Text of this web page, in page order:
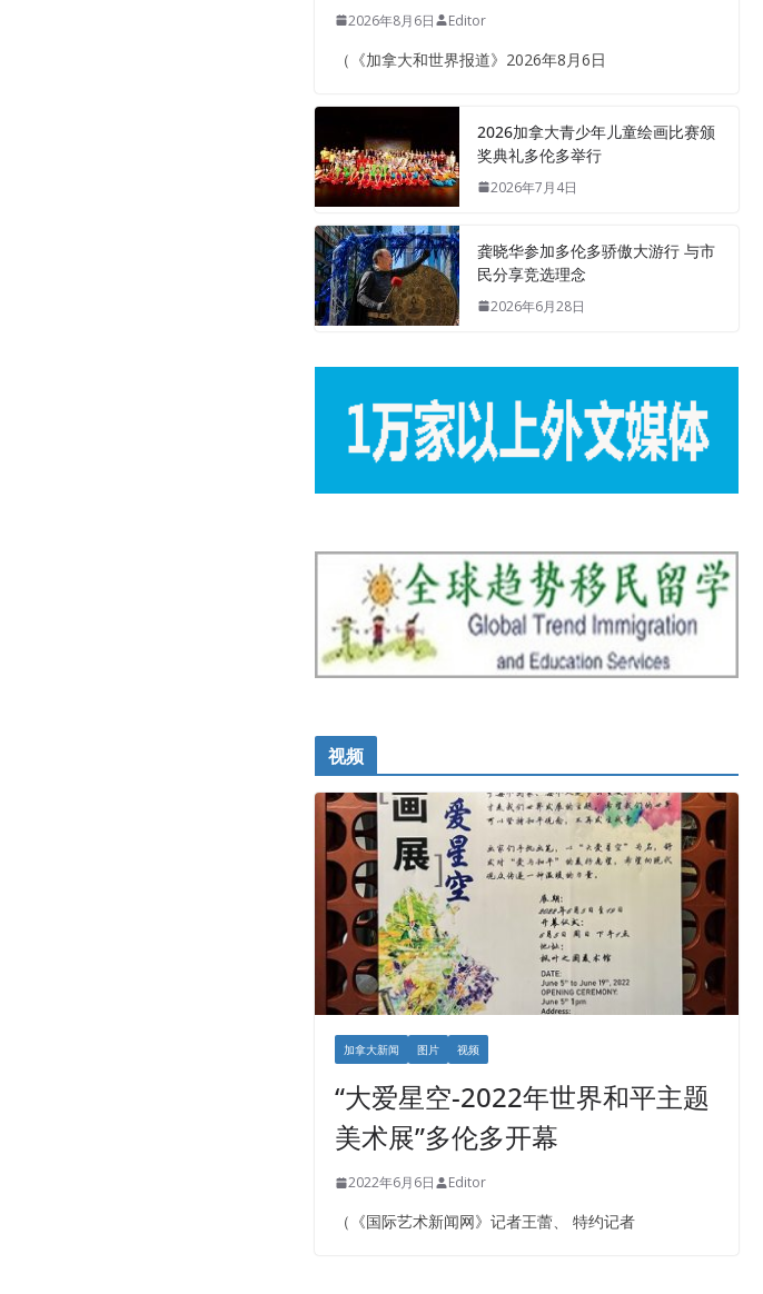
2026年8月6日 Editor
（《加拿大和世界报道》2026年8月6日
2026加拿大青少年儿童绘画比赛颁
奖典礼多伦多举行
2026年7月4日
龚晓华参加多伦多骄傲大游行 与市
民分享竞选理念
2026年6月28日
视频
加拿大新闻 图片 视频
“大爱星空-2022年世界和平主题
美术展”多伦多开幕
2022年6月6日 Editor
（《国际艺术新闻网》记者王蕾、 特约记者